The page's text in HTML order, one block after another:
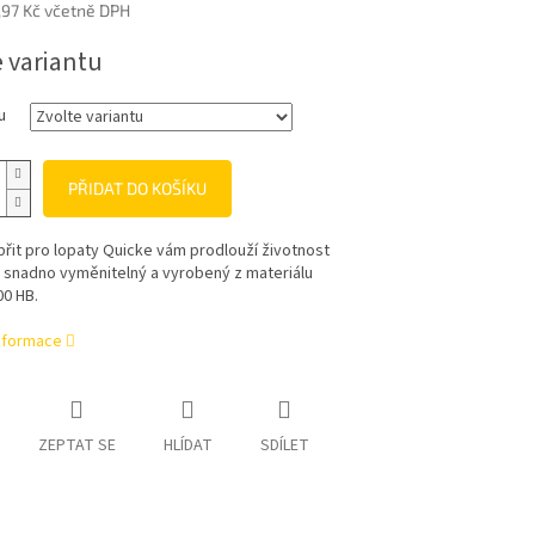
Kčvčetně DPH
variantu
PŘIDAT DO KOŠÍKU
pro lopaty Quicke vám prodlouží životnost
vyměnitelný a vyrobený z materiálu
HB.
ZEPTAT SE HLÍDAT SDÍLET